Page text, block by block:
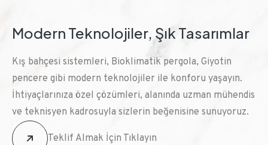
Modern Teknolojiler, Şık Tasarımlar
Kış bahçesi sistemleri, Bioklimatik pergola, Giyotin
pencere gibi modern teknolojiler ile konforu yaşayın.
İhtiyaçlarınıza özel çözümleri, alanında uzman mühendis
ve teknisyen kadrosuyla sizlerin beğenisine sunuyoruz.
Teklif Almak İçin Tıklayın